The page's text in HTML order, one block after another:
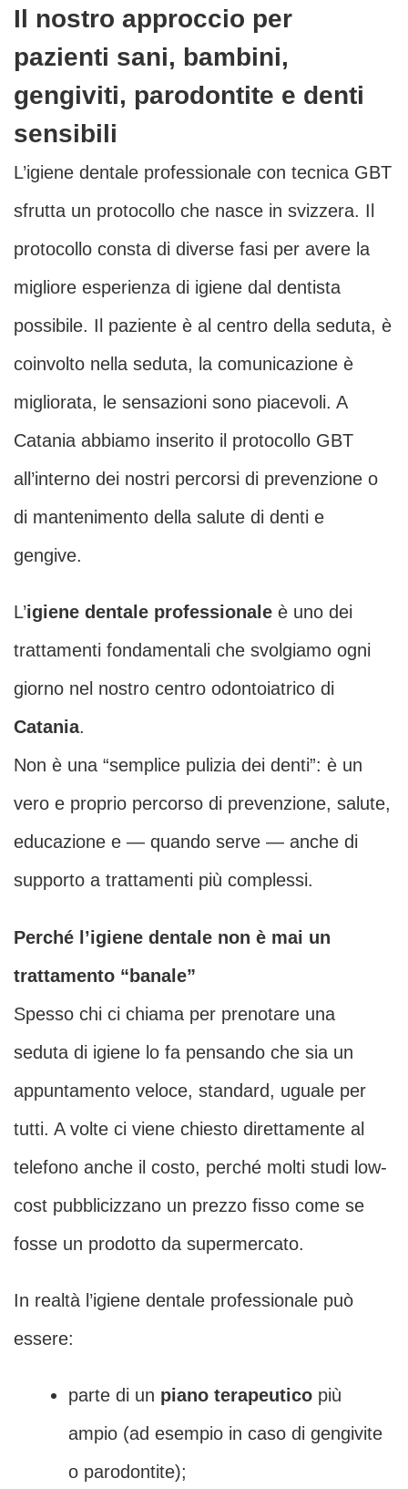
Il nostro approccio per
pazienti sani, bambini,
gengiviti, parodontite e denti
sensibili
L’igiene dentale professionale con tecnica GBT
sfrutta un protocollo che nasce in svizzera. Il
protocollo consta di diverse fasi per avere la
migliore esperienza di igiene dal dentista
possibile. Il paziente è al centro della seduta, è
coinvolto nella seduta, la comunicazione è
migliorata, le sensazioni sono piacevoli. A
Catania abbiamo inserito il protocollo GBT
all’interno dei nostri percorsi di prevenzione o
di mantenimento della salute di denti e
gengive.
L’igiene dentale professionale è uno dei
trattamenti fondamentali che svolgiamo ogni
giorno nel nostro centro odontoiatrico di
Catania.
Non è una “semplice pulizia dei denti”: è un
vero e proprio percorso di prevenzione, salute,
educazione e — quando serve — anche di
supporto a trattamenti più complessi.
Perché l’igiene dentale non è mai un
trattamento “banale”
Spesso chi ci chiama per prenotare una
seduta di igiene lo fa pensando che sia un
appuntamento veloce, standard, uguale per
tutti. A volte ci viene chiesto direttamente al
telefono anche il costo, perché molti studi low-
cost pubblicizzano un prezzo fisso come se
fosse un prodotto da supermercato.
In realtà l’igiene dentale professionale può
essere:
parte di un piano terapeutico più
ampio (ad esempio in caso di gengivite
o parodontite);